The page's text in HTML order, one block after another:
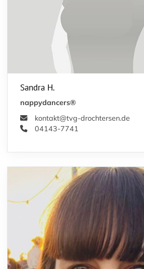
Sandra H.
nappydancers®
kontakt@tvg-drochtersen.de
04143-7741